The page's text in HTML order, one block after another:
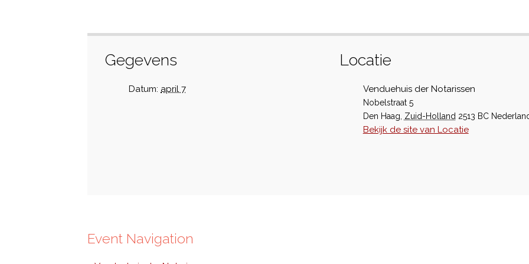
Gegevens
Datum: april 7
Locatie
Venduehuis der Notarissen
Nobelstraat 5
Den Haag Zuid-Holland 2513 BC
Bekijk de site van Locatie
Event Navigation